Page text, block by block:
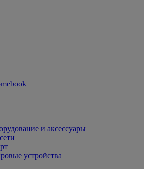
и аксессуары
устройства